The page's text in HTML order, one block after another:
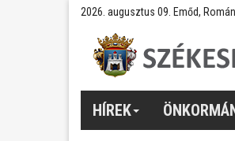
2026. augusztus 09. Emőd, Román
HÍREK